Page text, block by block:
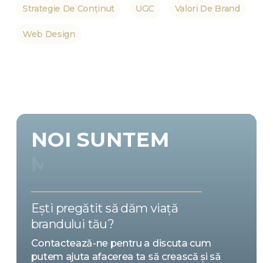
Strategie De Conținut UGC Valori De Brand
Web Design
NOI SUNTEM
Ești pregătit să dăm viață
brandului tău?
Contactează-ne pentru a discuta cum
putem ajuta afacerea ta să crească și să